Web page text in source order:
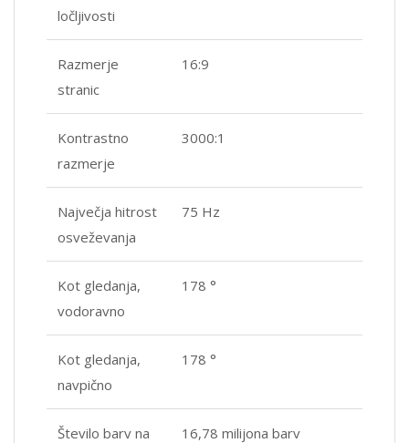
ločljivosti
Razmerje
stranic
16:9
Kontrastno
razmerje
3000:1
Največja hitrost
osveževanja
75 Hz
Kot gledanja,
vodoravno
178 °
Kot gledanja,
navpično
178 °
Število barv na
16,78 milijona barv